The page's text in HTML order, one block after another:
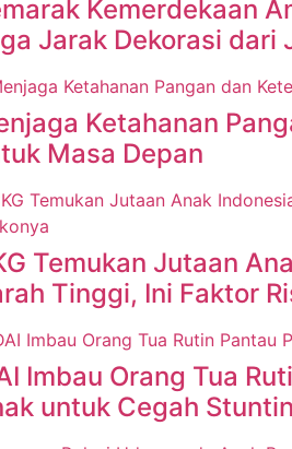
Kemerdekaan
Jarak Dekorasi dari
Ketahanan
Masa Depan
Temukan Jutaan
Tinggi, Ini Faktor
Imbau Orang Tua
untuk Cegah